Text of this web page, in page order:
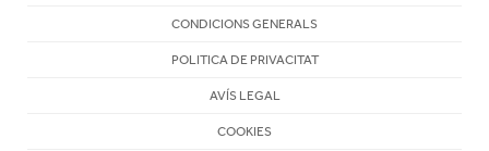
CONDICIONS GENERALS
POLITICA DE PRIVACITAT
AVÍS LEGAL
COOKIES